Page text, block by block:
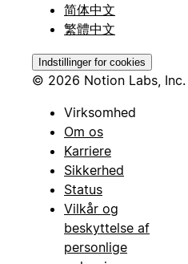
简体中文
繁體中文
Indstillinger for cookies
© 2026 Notion Labs, Inc.
Virksomhed
Om os
Karriere
Sikkerhed
Status
Vilkår og
beskyttelse af
personlige